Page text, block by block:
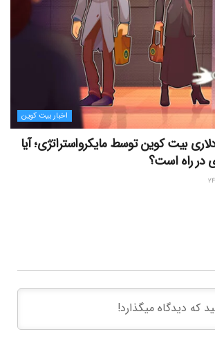
اخبار بیت کوین
دلاری بیت کوین توسط مایکرواستراتژی؛ آیا
راه است؟